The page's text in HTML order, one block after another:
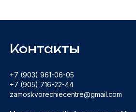
Контакты
+7 (903) 961-06-05
+7 (905) 716-22-44
zamoskvorechiecentre@gmail.com